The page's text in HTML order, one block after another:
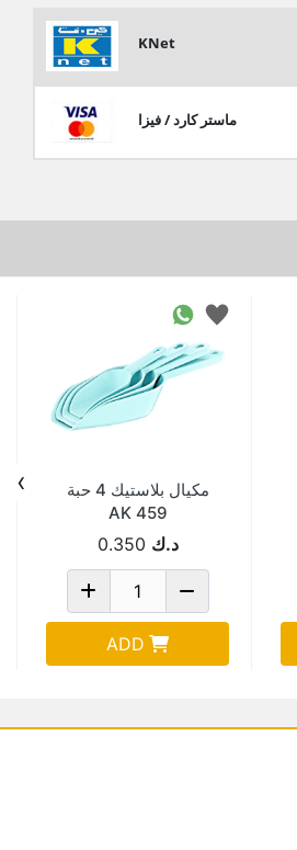
KNet
ماستر كارد / فيزا
مكيال بلاستيك 4 حبة
AK 459
د.ك 0.350
ADD
›